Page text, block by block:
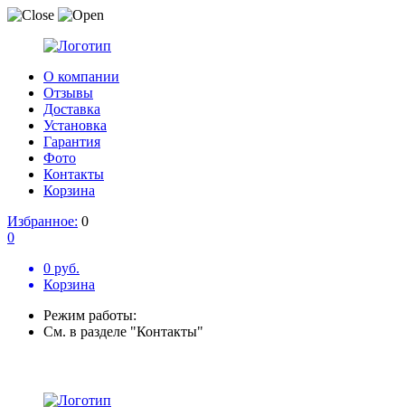
О компании
Отзывы
Доставка
Установка
Гарантия
Фото
Контакты
Корзина
Избранное: 0
0
0 руб.
Корзина
Режим работы:
См. в разделе "Контакты"